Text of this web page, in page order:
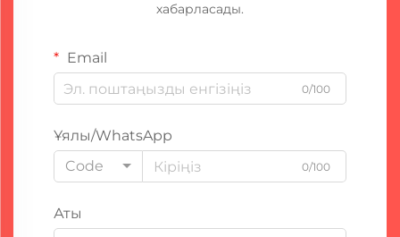
хабарласады.
Email
0/100
Ұялы/WhatsApp
Code
0/100
Аты